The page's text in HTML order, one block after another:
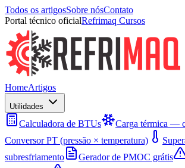
Todos os artigosSobre nósContato
Portal técnico oficialRefrimaq Cursos
HomeArtigos
Utilidades
Calculadora de BTUs
Carga térmica —
Conversor PT (pressão × temperatura)
subresfriamento
Gerador de PMOC grátis